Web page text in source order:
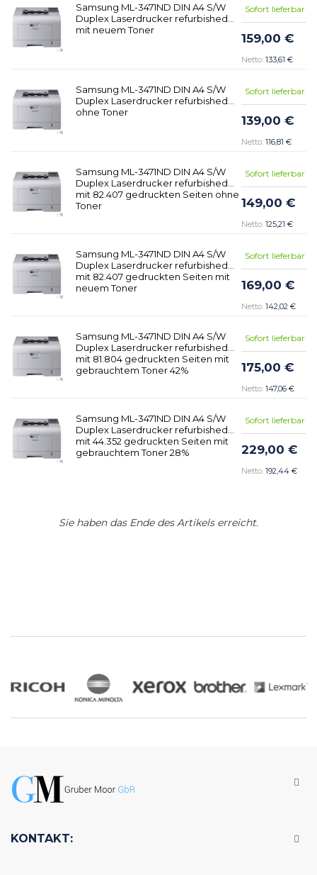
Samsung ML-3471ND DIN A4 S/W
Duplex Laserdrucker refurbished
mit neuem Toner
Sofort lieferbar
159,00 €
133,61 €
Samsung ML-3471ND DIN A4 S/W
Duplex Laserdrucker refurbished
ohne Toner
Sofort lieferbar
139,00 €
116,81 €
Samsung ML-3471ND DIN A4 S/W
Duplex Laserdrucker refurbished
mit 82.407 gedruckten Seiten ohne
Toner
Sofort lieferbar
149,00 €
125,21 €
Samsung ML-3471ND DIN A4 S/W
Duplex Laserdrucker refurbished
mit 82.407 gedruckten Seiten mit
neuem Toner
Sofort lieferbar
169,00 €
142,02 €
Samsung ML-3471ND DIN A4 S/W
Duplex Laserdrucker refurbished
mit 81.804 gedruckten Seiten mit
gebrauchtem Toner 42%
Sofort lieferbar
175,00 €
147,06 €
Samsung ML-3471ND DIN A4 S/W
Duplex Laserdrucker refurbished
mit 44.352 gedruckten Seiten mit
gebrauchtem Toner 28%
Sofort lieferbar
229,00 €
192,44 €
Sie haben das Ende des Artikels erreicht.
KONTAKT: